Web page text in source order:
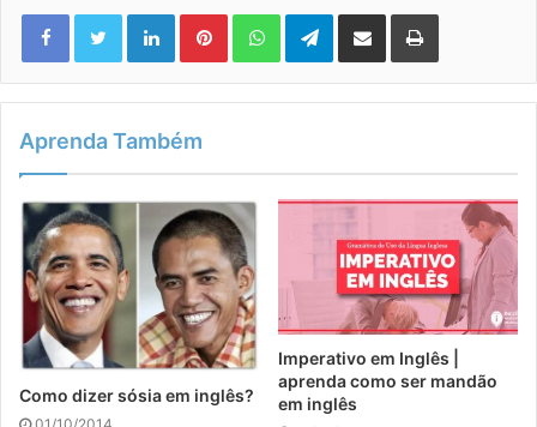
LinkedinPinterestWhatsAppTelegram
Compartilhar via e-mail Imprimir
Aprenda Também
Como dizer sósia em inglês?
Imperativo em Inglês |
aprenda como ser mandão
em inglês